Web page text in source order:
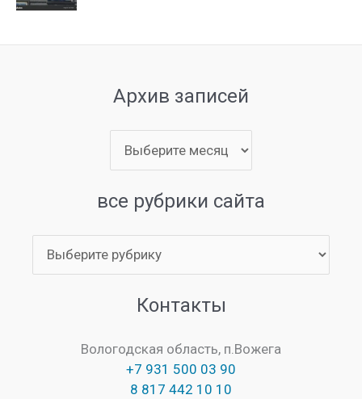
Архив записей
записей
все рубрики сайта
рубрики
Контакты
Вологодская область, п.Вожега
+7 931 500 03 90
8 817 442 10 10